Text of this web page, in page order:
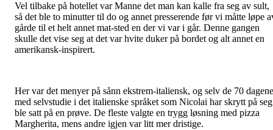
Vel tilbake på hotellet var Manne det man kan kalle fra seg av sult,
så det ble to minutter til do og annet presserende før vi måtte løpe
gårde til et helt annet mat-sted en der vi var i går. Denne gangen
skulle det vise seg at det var hvite duker på bordet og alt annet en
amerikansk-inspirert.
Her var det menyer på sånn ekstrem-italiensk, og selv de 70 dagene
med selvstudie i det italienske språket som Nicolai har skrytt på seg
ble satt på en prøve. De fleste valgte en trygg løsning med pizza
Margherita, mens andre igjen var litt mer dristige.